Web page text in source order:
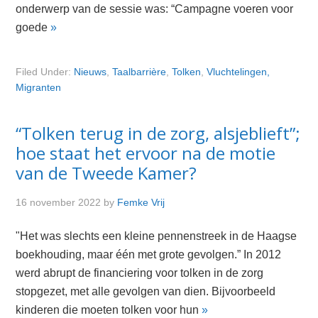
onderwerp van de sessie was: “Campagne voeren voor
goede»
Filed Under: Nieuws ,Taalbarrière ,Tolken ,Vluchtelingen,
Migranten
“Tolken terug in de zorg, alsjeblieft”;
hoe staat het ervoor na de motie
van de Tweede Kamer?
16 november 2022 by Femke Vrij
"Het was slechts een kleine pennenstreek in de Haagse
boekhouding, maar één met grote gevolgen.” In 2012
werd abrupt de financiering voor tolken in de zorg
stopgezet, met alle gevolgen van dien. Bijvoorbeeld
kinderen die moeten tolken voor hun»